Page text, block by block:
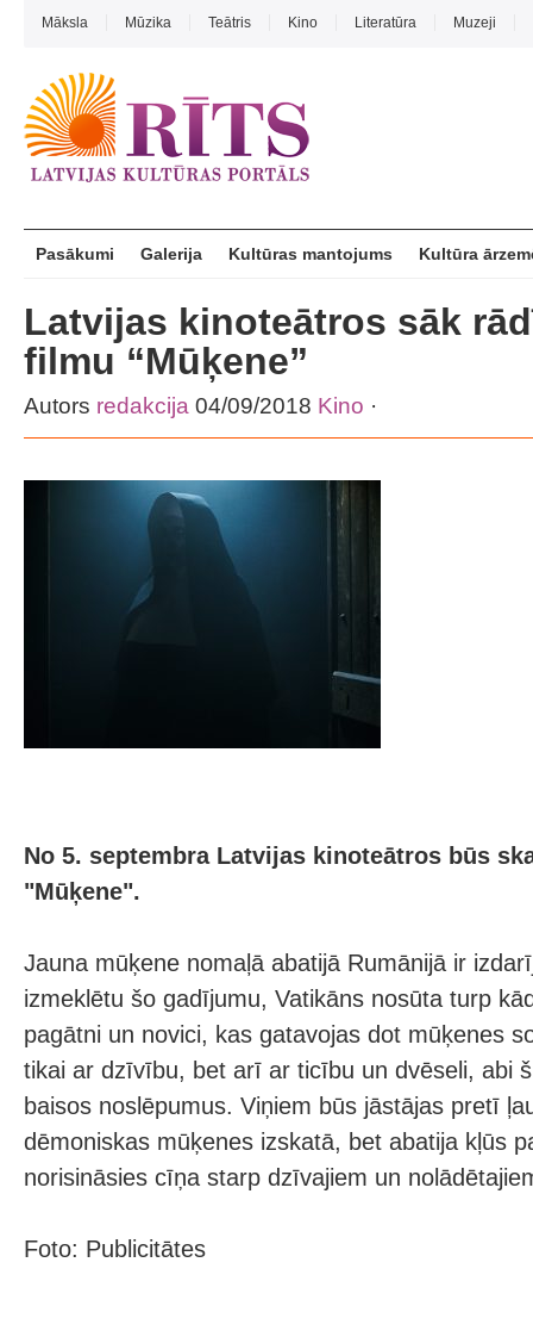
Māksla Mūzika Teātris Kino Literatūra Muzeji
Pasākumi Galerija Kultūras mantojums Kultūra
Latvijas kinoteātros sāk
filmu “Mūķene”
Autors redakcija 04/09/2018 Kino ·
No 5. septembra Latvijas kinoteātros būs
"Mūķene".
Jauna mūķene nomaļā abatijā Rumānijā ir
izmeklētu šo gadījumu, Vatikāns nosūta turp
pagātni un novici, kas gatavojas dot mūķenes
tikai ar dzīvību, bet arī ar ticību un dvēseli, abi
baisos noslēpumus. Viņiem būs jāstājas pretī
dēmoniskas mūķenes izskatā, bet abatija kļūs
norisināsies cīņa starp dzīvajiem un
Foto: Publicitātes